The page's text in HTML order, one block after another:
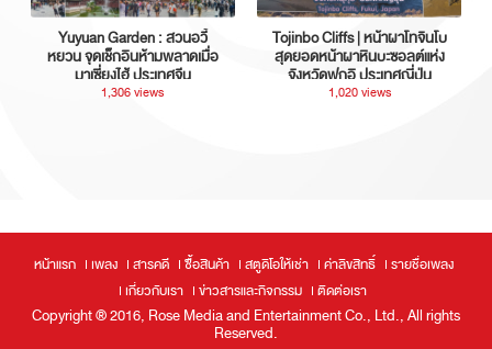
Yuyuan Garden : สวนอวี้
หยวน จุดเช็กอินห้ามพลาดเมื่อ
มาเซี่ยงไฮ้ ประเทศจีน
1,306 views
Tojinbo Cliffs | หน้าผาโทจินโบ
สุดยอดหน้าผาหินบะซอลต์แห่ง
จังหวัดฟุกุอิ ประเทศญี่ปุ่น
1,020 views
หน้าแรก เพลง สารคดี ซื้อสินค้า สตูดิโอให้เช่า ค่าลิขสิทธิ์
รายชื่อเพลง
เกี่ยวกับเรา
ข่าวสารและกิจกรรม ติดต่อเรา
Copyright ® 2016, Rose Media and Entertainment Co., Ltd., All rights
Reserved.